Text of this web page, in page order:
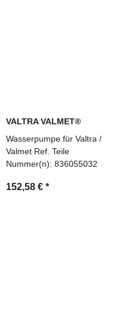
VALTRA VALMET®
Wasserpumpe für Valtra /
Valmet Ref. Teile
Nummer(n): 836055032
152,58 € *